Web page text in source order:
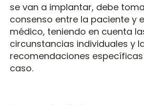
se van a implantar, debe
consenso entre la paciente y
médico, teniendo en cuenta
circunstancias individuales y
recomendaciones
caso.